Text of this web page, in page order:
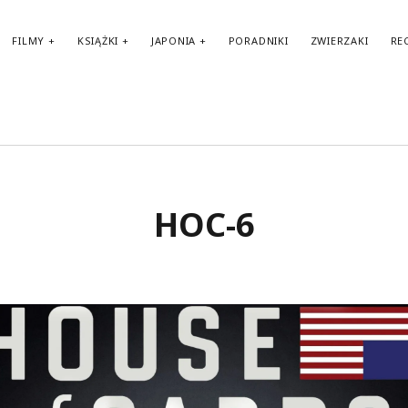
FILMY KSIĄŻKI JAPONIA PORADNIKI ZWIERZAKI
amerykańskie filmy amerykańskie komedie
biografiebrytyjskie serialeFantasy
filmy biograficzne Francja francuskie filmy
francuskie komedie Haruki Murakami
Japonia
HOC-6